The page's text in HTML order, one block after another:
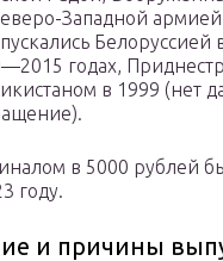
Западной
годах,
в 1999 (нет
в 5000 рублей
году.
и причины